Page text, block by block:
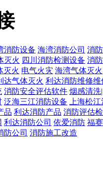
消防设备 海湾消防公司 消
灭火 四川消防检测设备 消
灭火 电气火灾 海湾气体灭
达气体灭火 利达消防维修维
消防安全评估软件 烟感清洗
泛海三江消防设备
上海松
品 利达消防产品 消防评估
利达消防公司 依爱消防 福
防公司 消防施工改造